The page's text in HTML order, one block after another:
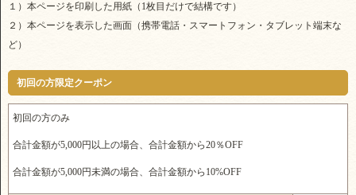
１）本ページを印刷した用紙（1枚目だけで結構です）
２）本ページを表示した画面（携帯電話・スマートフォン・タブレット端末な
ど）
初回の方限定クーポン
初回の方のみ
合計金額が5,000円以上の場合、合計金額から20％OFF
合計金額が5,000円未満の場合、合計金額から10%OFF